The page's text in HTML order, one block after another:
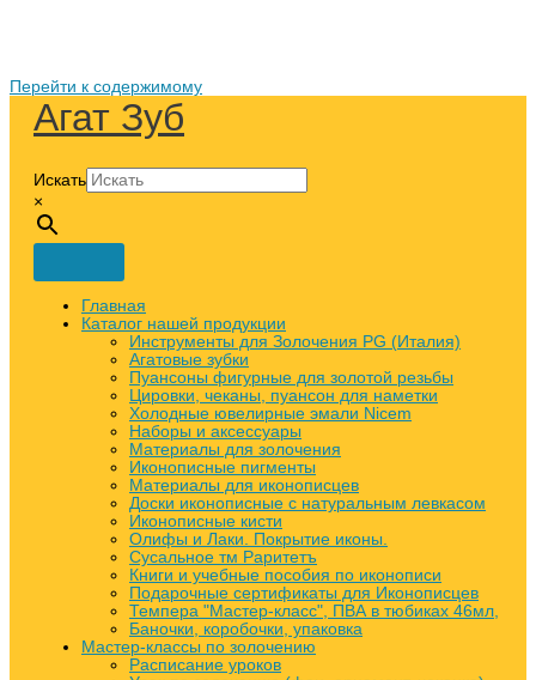
Перейти к содержимому
Агат Зуб
Искать
×
Главная
Каталог нашей продукции
Инструменты для Золочения PG (Италия)
Агатовые зубки
Пуансоны фигурные для золотой резьбы
Цировки, чеканы, пуансон для наметки
Холодные ювелирные эмали Nicem
Наборы и аксессуары
Материалы для золочения
Иконописные пигменты
Материалы для иконописцев
Доски иконописные с натуральным левкасом
Иконописные кисти
Олифы и Лаки. Покрытие иконы.
Сусальное тм Раритетъ
Книги и учебные пособия по иконописи
Подарочные сертификаты для Иконописцев
Темпера "Мастер-класс", ПВА в тюбиках 46мл,
Баночки, коробочки, упаковка
Мастер-классы по золочению
Расписание уроков